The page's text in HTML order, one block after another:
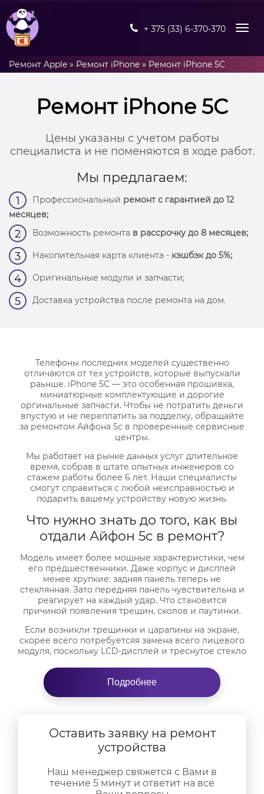
+ 375 (33) 6-370-370
Ремонт Apple » Ремонт iPhone » Ремонт iPhone 5C
Ремонт iPhone 5C
Цены указаны с учетом работы
специалиста и не поменяются в ходе работ.
Мы предлагаем:
1 Профессиональный ремонт с гарантией до 12
месяцев;
2 Возможность ремонта в рассрочку до 8 месяцев;
3 Накопительная карта клиента - кэшбэк до 5%;
4 Оригинальные модули и запчасти;
5 Доставка устройства после ремонта на дом.
Телефоны последних моделей существенно
отличаются от тех устройств, которые выпускали
раьнше. iPhone 5C — это особенная прошивка,
миниатюрные комплектующие и дорогие
оргинальные запчасти. Чтобы не потратить деньги
впустую и не переплатить за подделку, обращайте
за ремонтом Айфона 5c в проверенные сервисные
центры.
Мы работает на рынке данных услуг длительное
время, собрав в штате опытных инженеров со
стажем работы более 6 лет. Наши специалисты
смогут справиться с любой неисправностью и
подарить вашему устройству новую жизнь.
Что нужно знать до того, как вы
отдали Айфон 5с в ремонт?
Модель имеет более мощные характеристики, чем
его предшественники. Даже корпус и дисплей
менее хрупкие: задняя панель теперь не
стеклянная. Зато передняя панель чувствительна и
реагирует на каждый удар. Что становится
причиной появления трещин, сколов и паутинки.
Если возникли трещинки и царапины на экране,
скорее всего потребуетсяя замена всего лицевого
модуля, поскольку LCD-дисплей и треснутое стекло
Пытаться сделать что-то самому тоже самое, что
сократить время и нервы,
избежать поломок в ходе самостоятельно
вскрытия телефона,
заменить нерабочие элементы на оригинальные,
Подробнее
Оставить заявку на ремонт
устройства
Наш менеджер свяжется с Вами в
течение 5 минут и ответит на все